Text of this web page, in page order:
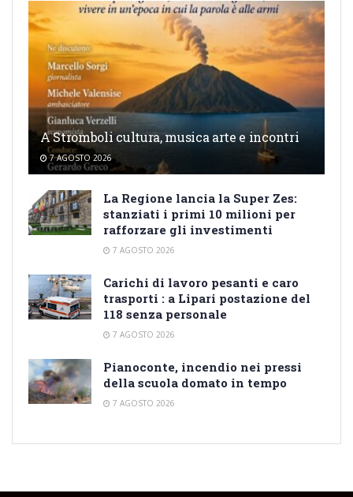
A Stromboli cultura, musica arte e incontri
7 AGOSTO 2026
La Regione lancia la Super Zes:
stanziati i primi 10 milioni per
rafforzare gli investimenti
7 AGOSTO 2026
Carichi di lavoro pesanti e caro
trasporti : a Lipari postazione del
118 senza personale
7 AGOSTO 2026
Pianoconte, incendio nei pressi
della scuola domato in tempo
7 AGOSTO 2026